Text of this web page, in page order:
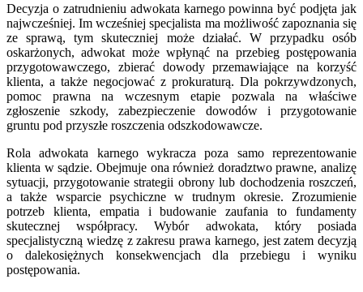
Decyzja o zatrudnieniu adwokata karnego powinna być podjęta jak
najwcześniej. Im wcześniej specjalista ma możliwość zapoznania się
ze sprawą, tym skuteczniej może działać. W przypadku osób
oskarżonych, adwokat może wpłynąć na przebieg postępowania
przygotowawczego, zbierać dowody przemawiające na korzyść
klienta, a także negocjować z prokuraturą. Dla pokrzywdzonych,
pomoc prawna na wczesnym etapie pozwala na właściwe
zgłoszenie szkody, zabezpieczenie dowodów i przygotowanie
gruntu pod przyszłe roszczenia odszkodowawcze.
Rola adwokata karnego wykracza poza samo reprezentowanie
klienta w sądzie. Obejmuje ona również doradztwo prawne, analizę
sytuacji, przygotowanie strategii obrony lub dochodzenia roszczeń,
a także wsparcie psychiczne w trudnym okresie. Zrozumienie
potrzeb klienta, empatia i budowanie zaufania to fundamenty
skutecznej współpracy. Wybór adwokata, który posiada
specjalistyczną wiedzę z zakresu prawa karnego, jest zatem decyzją
o dalekosiężnych konsekwencjach dla przebiegu i wyniku
postępowania.